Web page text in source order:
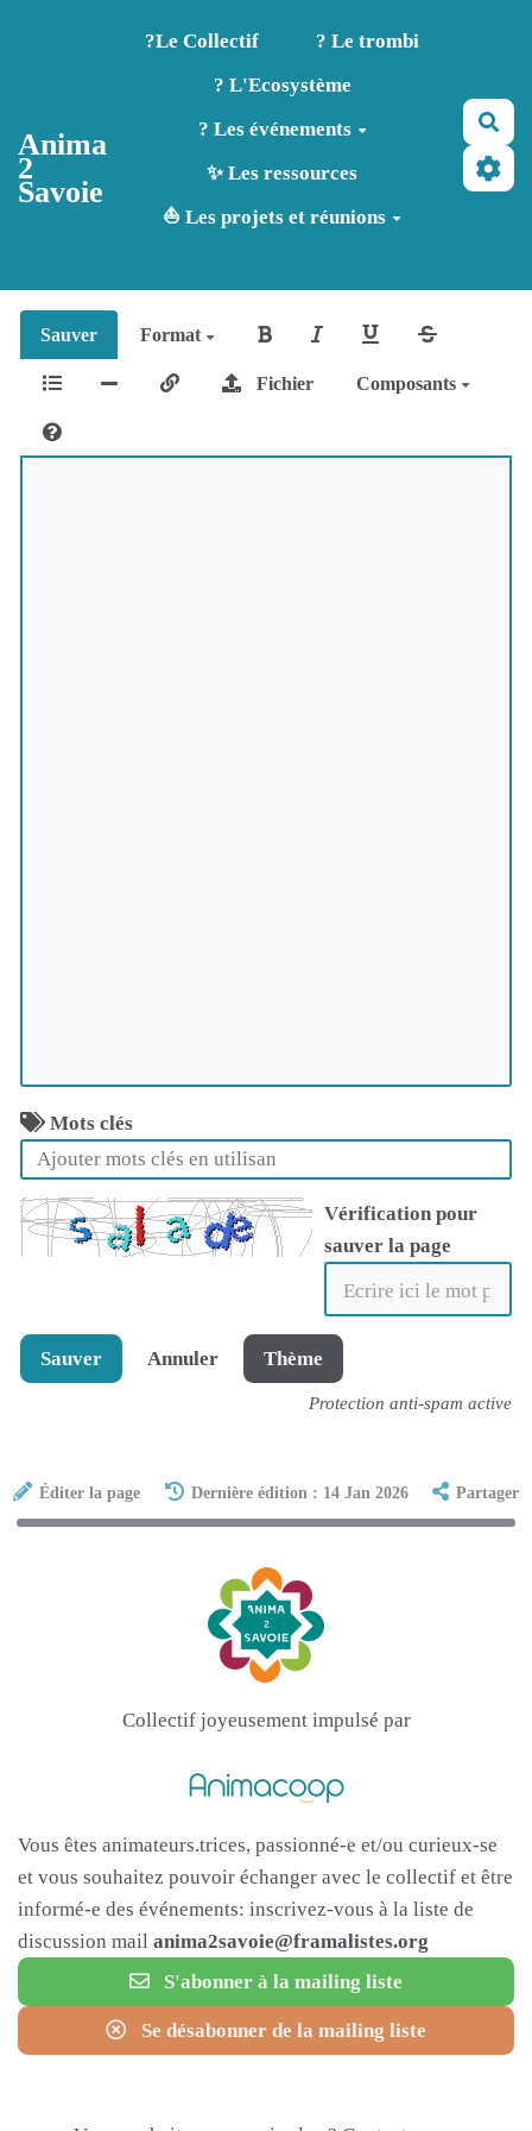
Aller au contenu principal
Anima
2
Savoie
?️Le Collectif
? Le trombi
? L'Ecosystème
? Les événements
✨ Les ressources
⛵ Les projets et réunions
Sauver Format
Fichier Composants
Mots clés
Vérification pour
sauver la page
Sauver Annuler Thème
Protection anti-spam active
Éditer la page Dernière édition : 14 Jan 2026 Partager
Collectif joyeusement impulsé par
Vous êtes animateurs.trices, passionné-e et/ou curieux-se
et vous souhaitez pouvoir échanger avec le collectif et être
informé-e des événements: inscrivez-vous à la liste de
discussion mail anima2savoie@framalistes.org
S'abonner à la mailing liste
Se désabonner de la mailing liste